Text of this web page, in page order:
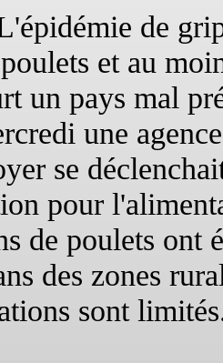
de
et au
un pays mal
une
se
pour
de poulets ont
des zones
sont